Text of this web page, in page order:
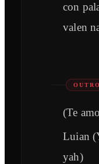
con
valen
(Te
Luian
yah)